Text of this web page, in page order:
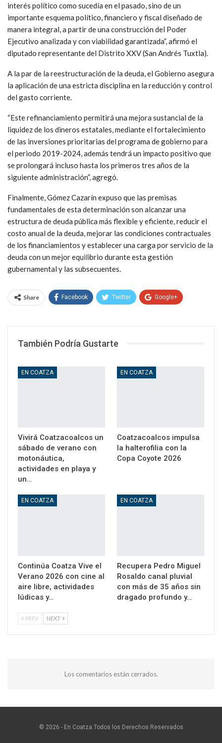
interés político como sucedía en el pasado, sino de un
importante esquema político, financiero y fiscal diseñado de
manera integral, a partir de una construcción del Poder
Ejecutivo analizada y con viabilidad garantizada”, afirmó el
diputado representante del Distrito XXV (San Andrés Tuxtla).
A la par de la reestructuración de la deuda, el Gobierno asegura
la aplicación de una estricta disciplina en la reducción y control
del gasto corriente.
“Este refinanciamiento permitirá una mejora sustancial de la
liquidez de los dineros estatales, mediante el fortalecimiento
de las inversiones prioritarias del programa de gobierno para
el periodo 2019-2024, además tendrá un impacto positivo que
se prolongará incluso hasta los primeros tres años de la
siguiente administración”, agregó.
Finalmente, Gómez Cazarín expuso que las premisas
fundamentales de esta determinación son alcanzar una
estructura de deuda pública más flexible y eficiente, reducir el
costo anual de la deuda, mejorar las condiciones contractuales
de los financiamientos y establecer una carga por servicio de la
deuda con un mejor equilibrio durante esta gestión
gubernamental y las subsecuentes.
Share Facebook Twitter Google+
También Podría Gustarte
EN COATZA
Vivirá Coatzacoalcos un
sábado de verano con
motonáutica,
actividades en playa y
un…
EN COATZA
Coatzacoalcos impulsa
la halterofilia con la
Copa Coyote 2026
EN COATZA
Continúa Coatza Vive el
Verano 2026 con cine al
aire libre, actividades
lúdicas y…
EN COATZA
Recupera Pedro Miguel
Rosaldo canal pluvial
con más de 35 años sin
dragado profundo y…
PREV NEXT
Los comentarios están cerrados.
© 2026 - En Coatza.Todos los Derechos Reservados